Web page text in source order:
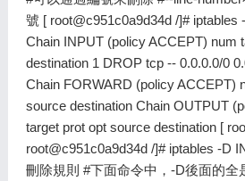
號 [ root@c951c0a9d34d/]# iptables
Chain INPUT (policy ACCEPT) num
destination 1 DROP tcp -- 0.0.0.0/0
Chain FORWARD (policy ACCEPT)
source destination Chain OUTPUT
target prot opt source destination [
root@c951c0a9d34d/]# iptables -D
刪除規則 #下面命令中，-D後面的全